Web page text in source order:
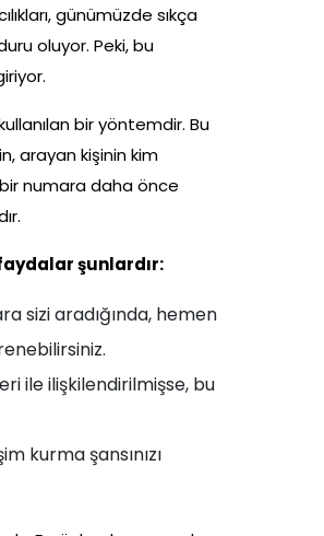
günümüzde sıkça
oluyor. Peki, bu
bir yöntemdir. Bu
arayan kişinin kim
bir numara daha önce
şunlardır:
sizi aradığında, hemen
ile ilişkilendirilmişse, bu
kurma şansınızı